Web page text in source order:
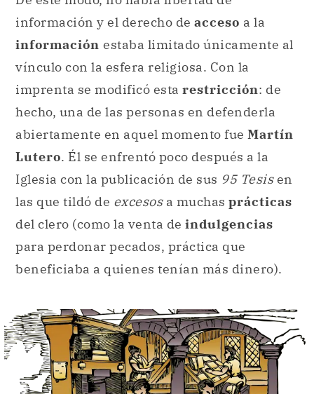
información y el derecho de acceso a la
información estaba limitado únicamente al
vínculo con la esfera religiosa. Con la
imprenta se modificó esta restricción: de
hecho, una de las personas en defenderla
abiertamente en aquel momento fue Martín
Lutero. Él se enfrentó poco después a la
Iglesia con la publicación de sus 95 Tesisen
las que tildó de excesosa muchas prácticas
del clero (como la venta de indulgencias
para perdonar pecados, práctica que
beneficiaba a quienes tenían más dinero).